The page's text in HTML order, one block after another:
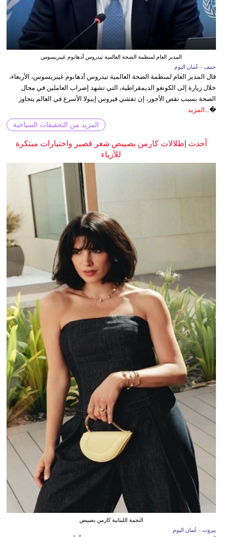
المدير العام لمنظمة الصحة العالمية تيدروس أدهانوم غيبريسوس
جنيف - عُمان اليوم
قال المدير العام لمنظمة الصحة العالمية تيدروس أدهانوم غيبريسوس، الأربعاء،
خلال زيارة إلى الكونغو الديمقراطية، التي تشهد إضراب العاملين في مجال
الصحة بسبب نقص الأجور، إن تفشي فيروس إيبولا الأسرع في العالم يتجاوز
�... المزيد
المزيد من التحقيقات السياحية
أحدث إطلالات كارمن بصيبص شعر قصير واختيارات مبتكرة
للأزياء
النجمة اللبنانية كارمن بصيبص
بيروت - عُمان اليوم